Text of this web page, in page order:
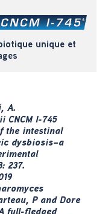
unique et
A.
CNCM I-745
the intestinal
dysbiosis–a
237.
P and Dore